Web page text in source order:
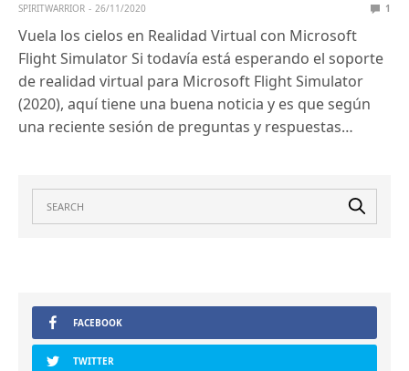
SPIRITWARRIOR 26/11/2020 1
Vuela los cielos en Realidad Virtual con Microsoft
Flight Simulator Si todavía está esperando el soporte
de realidad virtual para Microsoft Flight Simulator
(2020), aquí tiene una buena noticia y es que según
una reciente sesión de preguntas y respuestas…
FACEBOOK
TWITTER